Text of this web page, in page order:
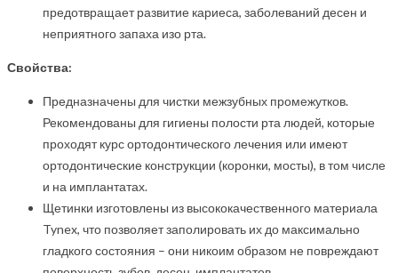
предотвращает развитие кариеса, заболеваний десен и
неприятного запаха изо рта.
Свойства:
Предназначены для чистки межзубных промежутков.
Рекомендованы для гигиены полости рта людей, которые
проходят курс ортодонтического лечения или имеют
ортодонтические конструкции (коронки, мосты), в том числе
и на имплантатах.
Щетинки изготовлены из высококачественного материала
Tynex, что позволяет заполировать их до максимально
гладкого состояния – они никоим образом не повреждают